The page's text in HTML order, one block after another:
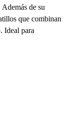
de su
que combinan
Ideal para